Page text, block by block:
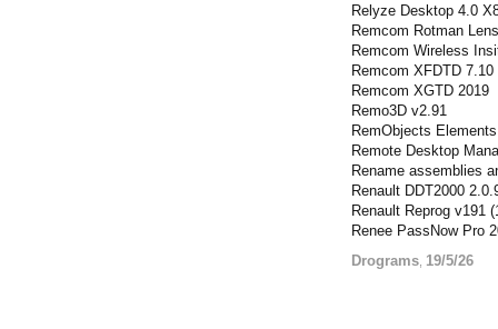
Relyze Desktop 4.0
Remcom Rotman
Remcom Wireless
Remcom XFDTD 7.10
Remcom XGTD 2019
Remo3D v2.91
RemObjects
Remote Desktop
Rename assemblies
Renault DDT2000
Renault Reprog v191
Renee PassNow Pro
Drograms 19/5/26